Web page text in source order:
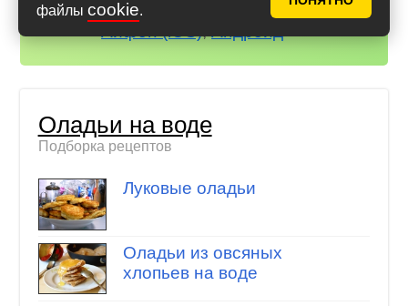
файлы cookie.
всегда под рукой!
Оладьи на воде
Подборка рецептов
Луковые оладьи
Оладьи из овсяных
хлопьев на воде